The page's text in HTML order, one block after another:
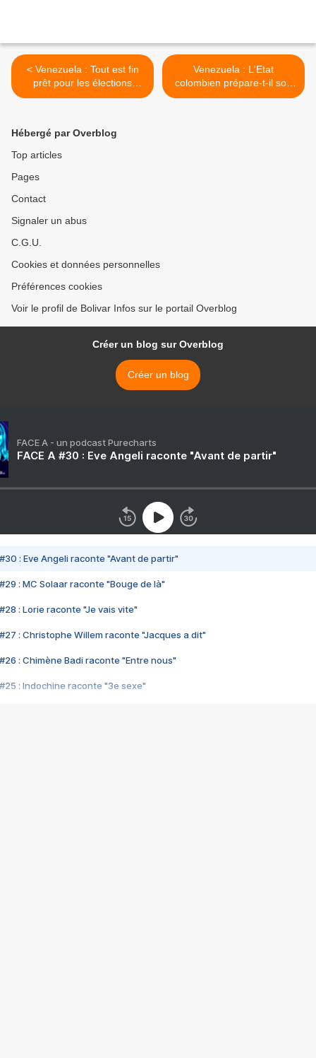
< Venezuela : Tout est fin
prêt pour les élections
municipales
Venezuela : L'Etat
colombien prépare-t-il son
discours pour justifier un
Hébergé par Overblog
Top articles
Pages
Contact
Signaler un abus
C.G.U.
Cookies et données personnelles
Préférences cookies
Voir le profil de Bolivar Infos sur le portail Overblog
Créer un blog sur Overblog
Créer un blog
FACE A - un podcast Purecharts
FACE A #30 : Eve Angeli raconte "Avant de partir"
#30 : Eve Angeli raconte "Avant de partir"
#29 : MC Solaar raconte "Bouge de là"
#28 : Lorie raconte "Je vais vite"
#27 : Christophe Willem raconte "Jacques a dit"
#26 : Chimène Badi raconte "Entre nous"
#25 : Indochine raconte "3e sexe"